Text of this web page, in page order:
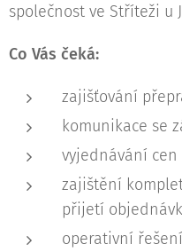
společnost ve Stříteži u
Co Vás čeká:
zajišťování
komunikace se
vyjednávání
zajištění
přijetí
operativní